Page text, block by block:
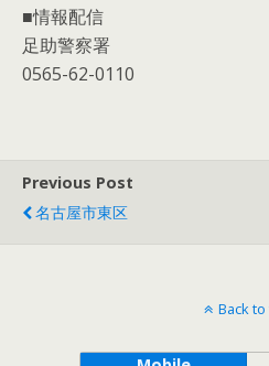
■情報配信
足助警察署
0565-62-0110
Previous Post
名古屋市東区
Back